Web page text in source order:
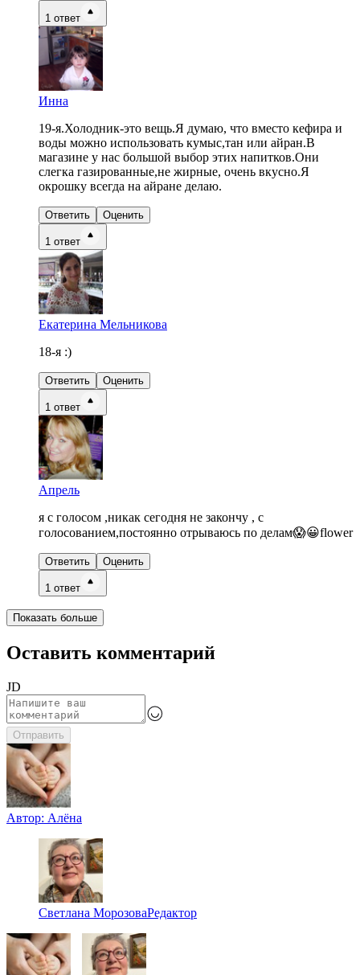
1 ответ
Инна
19-я.Холодник-это вещь.Я думаю, что вместо кефира и
воды можно использовать кумыс,тан или айран.В
магазине у нас большой выбор этих напитков.Они
слегка газированные,не жирные, очень вкусно.Я
окрошку всегда на айране делаю.
Ответить Оценить
1 ответ
Екатерина Мельникова
18-я :)
Ответить Оценить
1 ответ
Апрель
я с голосом ,никак сегодня не закончу , с
голосованием,постоянно отрываюсь по делам😱😀flower
Ответить Оценить
1 ответ
Показать больше
Оставить комментарий
JD
Отправить
Автор: Алёна
Светлана МорозоваРедактор